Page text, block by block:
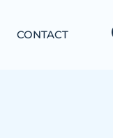
CONTACT